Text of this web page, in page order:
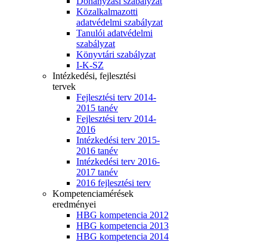
Közalkalmazotti
adatvédelmi szabályzat
Tanulói adatvédelmi
szabályzat
Könyvtári szabályzat
I-K-SZ
Intézkedési, fejlesztési
tervek
Fejlesztési terv 2014-
2015 tanév
Fejlesztési terv 2014-
2016
Intézkedési terv 2015-
2016 tanév
Intézkedési terv 2016-
2017 tanév
2016 fejlesztési terv
Kompetenciamérések
eredményei
HBG kompetencia 2012
HBG kompetencia 2013
HBG kompetencia 2014